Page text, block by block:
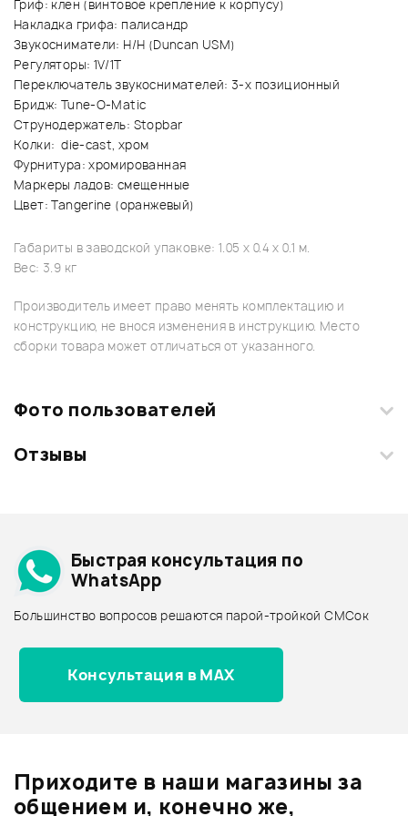
Гриф: клен (винтовое крепление к корпусу)
Накладка грифа: палисандр
Звукосниматели: H/H (Duncan USM)
Регуляторы: 1V/1T
Переключатель звукоснимателей: 3-х позиционный
Бридж: Tune-O-Matic
Струнодержатель: Stopbar
Колки: die-cast, хром
Фурнитура: хромированная
Маркеры ладов: смещенные
Цвет: Tangerine (оранжевый)
Габариты в заводской упаковке: 1.05 x 0.4 x 0.1 м.
Вес: 3.9 кг
Производитель имеет право менять комплектацию и
конструкцию, не внося изменения в инструкцию. Место
сборки товара может отличаться от указанного.
Фото пользователей
Загрузите свои фотографии купленного товара и получите
Отзывы
Архив товаров - дешевле
Архив товаров - дороже
Все товары WASHBURN
Архив товаров - новинки
Быстрая консультация по
WhatsApp
Большинство вопросов решаются парой-тройкой СМСок
Консультация в MAX
Приходите в наши магазины за
общением и, конечно же,